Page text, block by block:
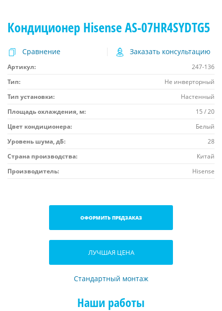
Кондиционер Hisense AS-07HR4SYDTG5
Сравнение Заказать консультацию
Артикул:
247-136
Тип:
Не инверторный
Тип установки:
Настенный
Площадь охлаждения, м:
15 / 20
Цвет кондиционера:
Белый
Уровень шума, дБ:
28
Страна производства:
Китай
Производитель:
Hisense
ОФОРМИТЬ ПРЕДЗАКАЗ
ЛУЧШАЯ ЦЕНА
Стандартный монтаж
Наши работы